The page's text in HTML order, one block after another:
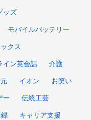
ッズ
モバイルバッテリー
クス
イン英会話 介護
イオン お笑い
ー 伝統工芸
キャリア支援